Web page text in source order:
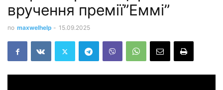
вручення премії”Еммі”
по maxwelhelp - 15.09.2025